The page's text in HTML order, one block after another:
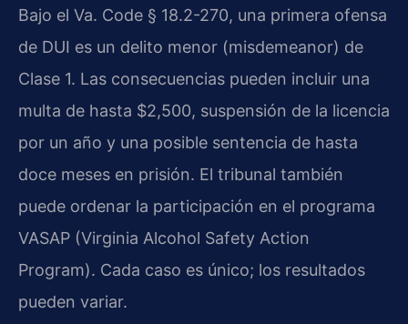
Bajo el Va. Code § 18.2-270, una primera ofensa
de DUI es un delito menor (misdemeanor) de
Clase 1. Las consecuencias pueden incluir una
multa de hasta $2,500, suspensión de la licencia
por un año y una posible sentencia de hasta
doce meses en prisión. El tribunal también
puede ordenar la participación en el programa
VASAP (Virginia Alcohol Safety Action
Program). Cada caso es único; los resultados
pueden variar.